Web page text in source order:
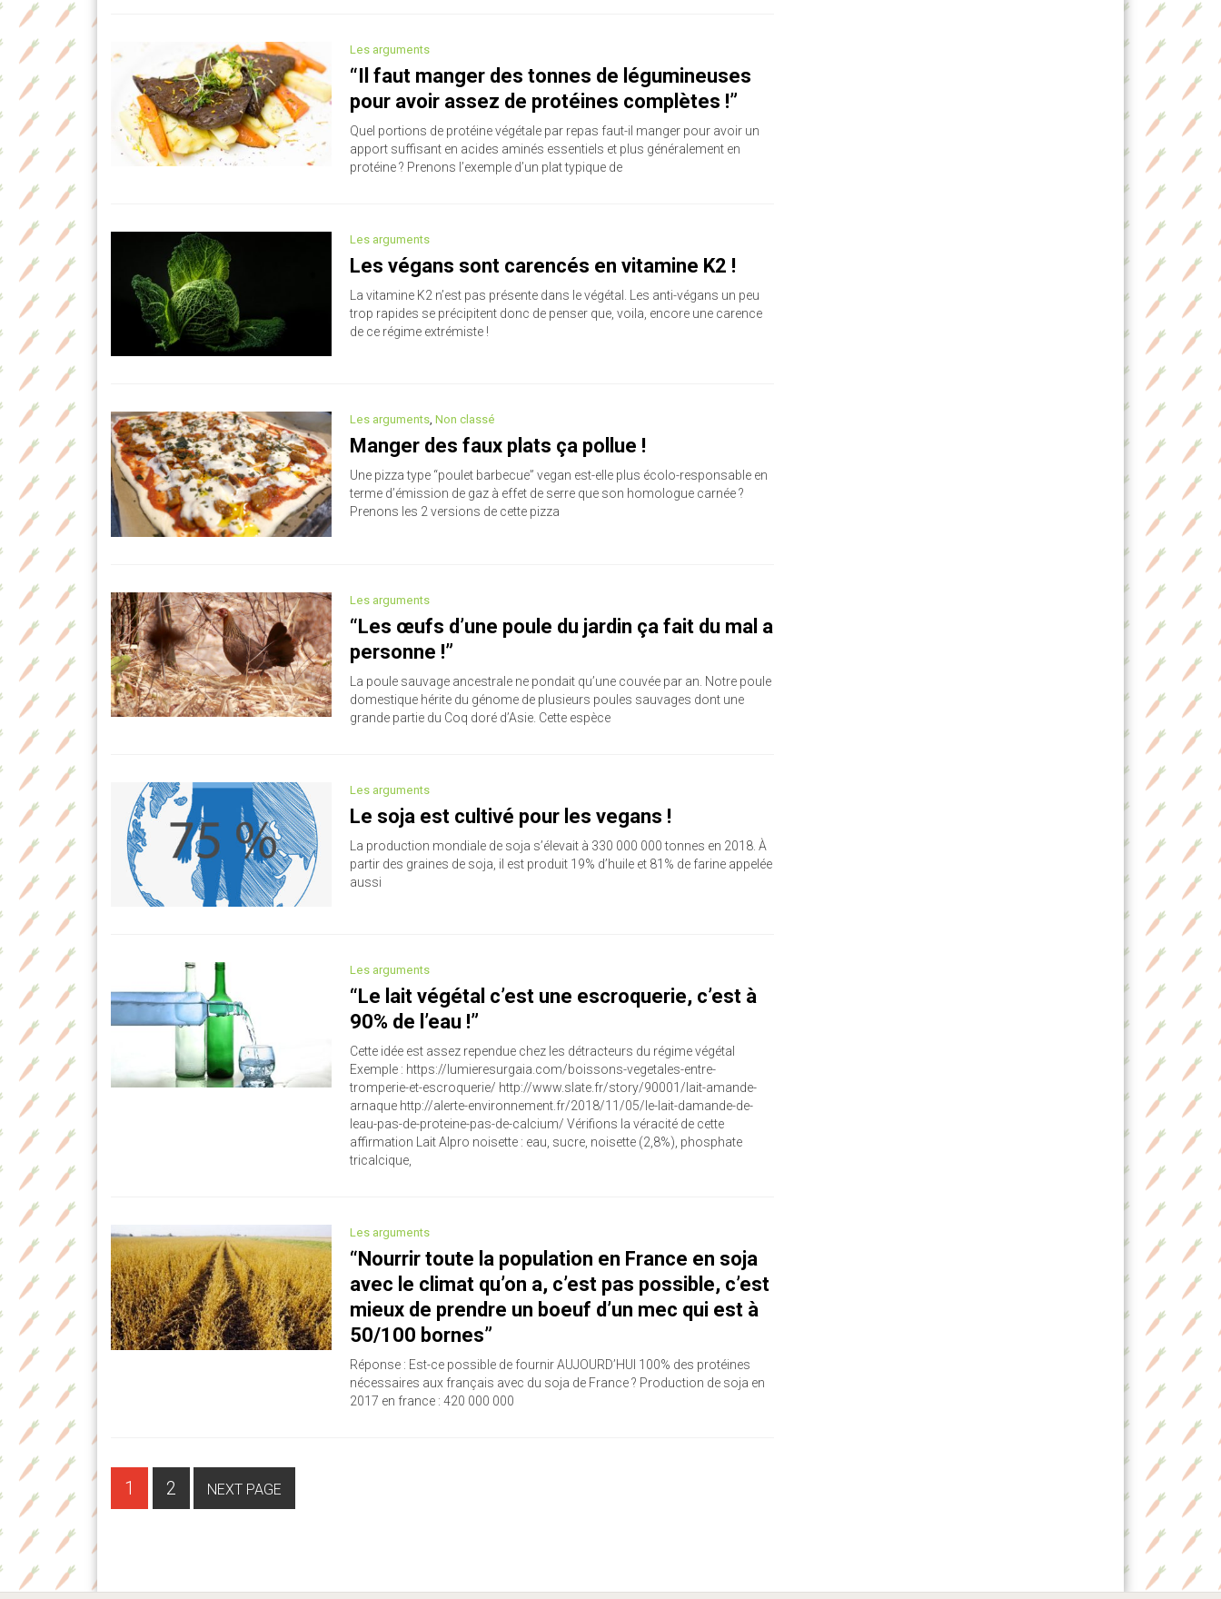
Les arguments
“Il faut manger des tonnes de légumineuses
pour avoir assez de protéines complètes !”
Quel portions de protéine végétale par repas faut-il manger pour avoir un
apport suffisant en acides aminés essentiels et plus généralement en
protéine ? Prenons l’exemple d’un plat typique de
Les arguments
Les végans sont carencés en vitamine K2 !
La vitamine K2 n’est pas présente dans le végétal. Les anti-végans un peu
trop rapides se précipitent donc de penser que, voila, encore une carence
de ce régime extrémiste !
Les arguments,Non classé
Manger des faux plats ça pollue !
Une pizza type “poulet barbecue” vegan est-elle plus écolo-responsable en
terme d’émission de gaz à effet de serre que son homologue carnée ?
Prenons les 2 versions de cette pizza
Les arguments
“Les œufs d’une poule du jardin ça fait du mal a
personne !”
La poule sauvage ancestrale ne pondait qu’une couvée par an. Notre poule
domestique hérite du génome de plusieurs poules sauvages dont une
grande partie du Coq doré d’Asie. Cette espèce
Les arguments
Le soja est cultivé pour les vegans !
La production mondiale de soja s’élevait à 330 000 000 tonnes en 2018. À
partir des graines de soja, il est produit 19% d’huile et 81% de farine appelée
aussi
Les arguments
“Le lait végétal c’est une escroquerie, c’est à
90% de l’eau !”
Cette idée est assez rependue chez les détracteurs du régime végétal
Exemple : https://lumieresurgaia.com/boissons-vegetales-entre-
tromperie-et-escroquerie/ http://www.slate.fr/story/90001/lait-amande-
arnaque http://alerte-environnement.fr/2018/11/05/le-lait-damande-de-
leau-pas-de-proteine-pas-de-calcium/ Vérifions la véracité de cette
affirmation Lait Alpro noisette : eau, sucre, noisette (2,8%), phosphate
tricalcique,
Les arguments
“Nourrir toute la population en France en soja
avec le climat qu’on a, c’est pas possible, c’est
mieux de prendre un boeuf d’un mec qui est à
50/100 bornes”
Réponse : Est-ce possible de fournir AUJOURD’HUI 100% des protéines
nécessaires aux français avec du soja de France ? Production de soja en
2017 en france : 420 000 000
Navigation
PAGE
1
PAGE
2 NEXT PAGE